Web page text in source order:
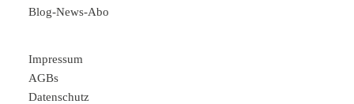
Blog-News-Abo
Impressum
AGBs
Datenschutz